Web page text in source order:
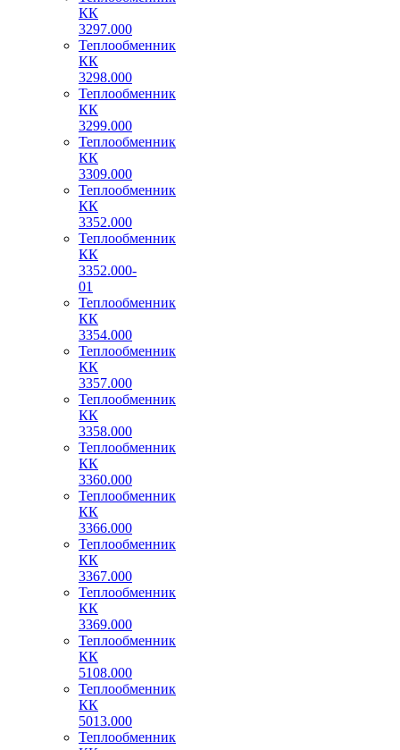
КК
3297.000
Теплообменник
КК
3298.000
Теплообменник
КК
3299.000
Теплообменник
КК
3309.000
Теплообменник
КК
3352.000
Теплообменник
КК
3352.000-
01
Теплообменник
КК
3354.000
Теплообменник
КК
3357.000
Теплообменник
КК
3358.000
Теплообменник
КК
3360.000
Теплообменник
КК
3366.000
Теплообменник
КК
3367.000
Теплообменник
КК
3369.000
Теплообменник
КК
5108.000
Теплообменник
КК
5013.000
Теплообменник